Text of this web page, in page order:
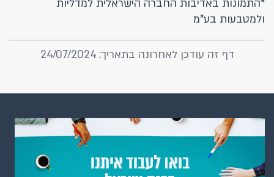
*התמונות באדיבות החברה הישראלית למדליות
ולמטבעות בע"מ
דף זה עודכן לאחרונה בתאריך: 24/07/2024